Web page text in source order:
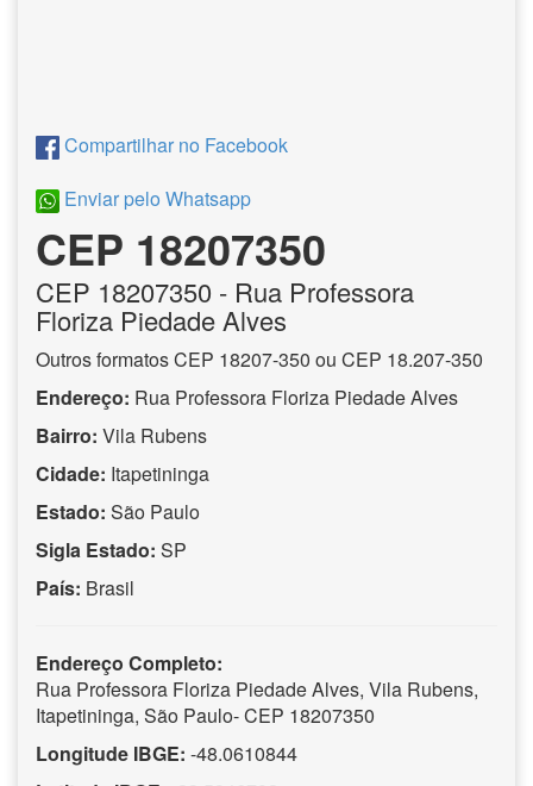
Compartilhar no Facebook
Enviar pelo Whatsapp
CEP 18207350
CEP 18207350 - Rua Professora
Floriza Piedade Alves
Outros formatos CEP 18207-350 ou CEP 18.207-350
Endereço: Rua Professora Floriza Piedade Alves
Bairro: Vila Rubens
Cidade: Itapetininga
Estado: São Paulo
Sigla Estado: SP
País: Brasil
Endereço Completo:
Rua Professora Floriza Piedade Alves, Vila Rubens,
Itapetininga, São Paulo- CEP 18207350
Longitude IBGE: -48.0610844